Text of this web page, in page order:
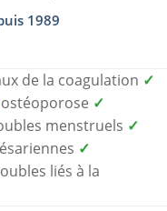
1989
de la coagulation ✓
ostéoporose ✓
menstruels ✓
✓
liés à la